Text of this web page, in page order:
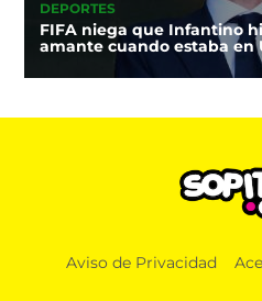
DEPORTES
FIFA niega que Infantino
amante cuando estaba en
Aviso de Privacidad